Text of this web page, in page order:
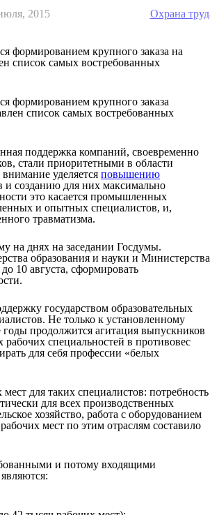
2015 Охрана
формированием крупного заказа на
список самых востребованных
формированием крупного заказа
список самых востребованных
поддержка компаний, своевременно
стали приоритетными в области
уделяется повышению
и созданию для них максимально
это касается промышленных
и опытных специалистов, и,
травматизма.
на днях на заседании Госдумы.
образования и науки и Министерства
10 августа, сформировать
государством образовательных
Не только к установленному
продолжится агитация выпускников
специальностей в противовес
для себя профессии «белых
для таких специалистов: потребность
для всех производственных
хозяйство, работа с оборудованием
мест по этим отраслям составило
и потому входящими